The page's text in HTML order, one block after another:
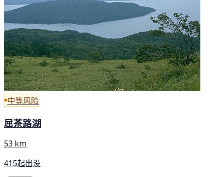
中等风险
屈茶路湖
53 km
415起出没